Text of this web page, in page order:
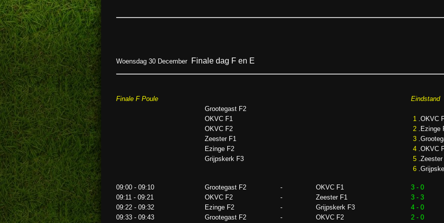
Woensdag 30 December Finale dag F en E
Finale F Poule
Eindstand
Grootegast F2
OKVC F1
1 .OKVC
OKVC F2
2 .Ezinge
Zeester F1
3
Ezinge F2
4 .OKVC
Grijpskerk F3
5 .Zeester
6
09:00 - 09:10 Grootegast F2 - OKVC F1
3 - 0
09:11 - 09:21
OKVC F2 - Zeester F1
3 - 3
09:22 - 09:32
Ezinge F2 - Grijpskerk F3
4 - 0
09:33 - 09:43
Grootegast F2 - OKVC F2
2 - 0